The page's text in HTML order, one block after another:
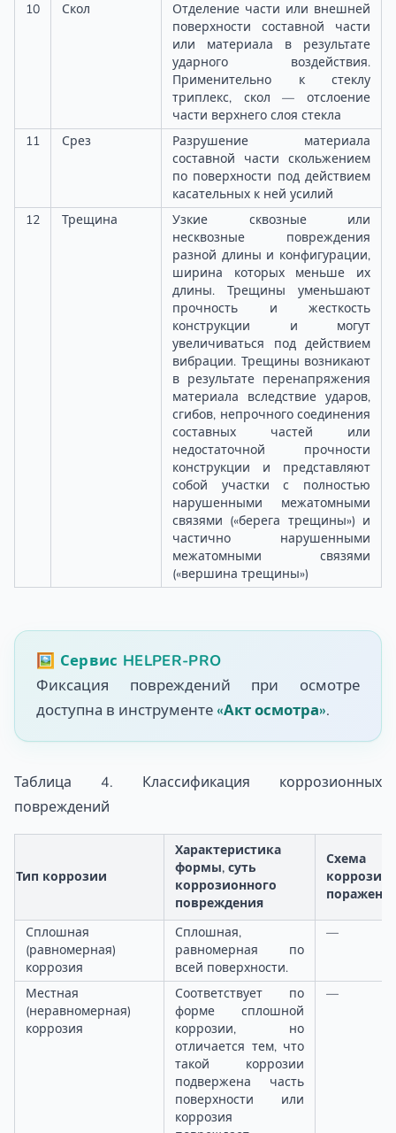
10
Скол
Отделение части или внешней
поверхности составной части
или материала в результате
ударного воздействия.
Применительно к стеклу
триплекс, скол — отслоение
части верхнего слоя стекла
11
Срез
Разрушение материала
составной части скольжением
по поверхности под действием
касательных к ней усилий
12
Трещина
Узкие сквозные или
несквозные повреждения
разной длины и конфигурации,
ширина которых меньше их
длины. Трещины уменьшают
прочность и жесткость
конструкции и могут
увеличиваться под действием
вибрации. Трещины возникают
в результате перенапряжения
материала вследствие ударов,
сгибов, непрочного соединения
составных частей или
недостаточной прочности
конструкции и представляют
собой участки с полностью
нарушенными межатомными
связями («берега трещины») и
частично нарушенными
межатомными связями
(«вершина трещины»)
🖼️ Сервис HELPER-PRO
Фиксация повреждений при осмотре
доступна в инструменте «Акт осмотра».
Таблица 4. Классификация коррозионных
повреждений
Тип коррозии
Характеристика
формы, суть
коррозионного
повреждения
Схема
Сплошная
(равномерная)
коррозия
Сплошная,
равномерная по
всей поверхности.
—
Местная
(неравномерная)
коррозия
Соответствует по
форме сплошной
коррозии, но
отличается тем, что
такой коррозии
подвержена часть
поверхности или
коррозия
—